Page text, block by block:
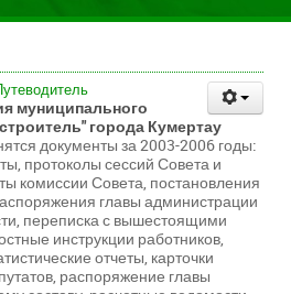
муниципального
города Кумертау
документы за 2003-2006 годы:
протоколы сессий Совета и
комиссии Совета, постановления
главы администрации
переписка с вышестоящими
инструкции работников,
отчеты, карточки
распоряжение главы